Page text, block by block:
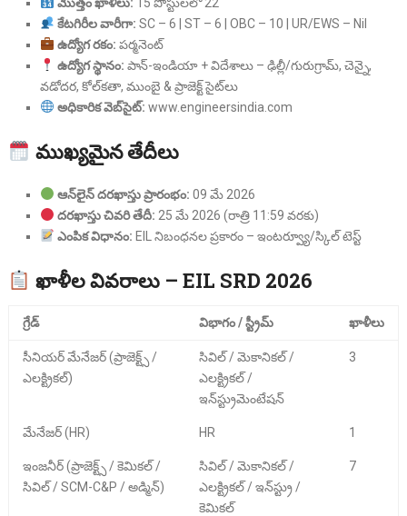
కేటగిరీల వారీగా: SC – 6 | ST – 6 | OBC – 10 | UR/EWS – Nil
ఉద్యోగ రకం: పర్మనెంట్
ఉద్యోగ స్థానం: పాన్-ఇండియా + విదేశాలు – ఢిల్లీ/గురుగ్రామ్, చెన్నై,
వడోదర, కోల్‌కతా, ముంబై & ప్రాజెక్ట్ సైట్‌లు
అధికారిక వెబ్‌సైట్: www.engineersindia.com
ముఖ్యమైన తేదీలు
ఆన్‌లైన్ దరఖాస్తు ప్రారంభం: 09 మే 2026
దరఖాస్తు చివరి తేదీ: 25 మే 2026 (రాత్రి 11:59 వరకు)
ఎంపిక విధానం: EIL నిబంధనల ప్రకారం – ఇంటర్వ్యూ/స్కిల్ టెస్ట్
ఖాళీల వివరాలు – EIL SRD 2026
గ్రేడ్ విభాగం / స్ట్రీమ్ ఖాళీలు
సీనియర్ మేనేజర్ (ప్రాజెక్ట్స్ /
ఎలక్ట్రికల్)
సివిల్ / మెకానికల్ /
ఎలక్ట్రికల్ /
ఇన్‌స్ట్రుమెంటేషన్
3
మేనేజర్ (HR) HR 1
ఇంజనీర్ (ప్రాజెక్ట్స్ / కెమికల్ /
సివిల్ / SCM-C&P / అడ్మిన్)
సివిల్ / మెకానికల్ /
ఎలక్ట్రికల్ / ఇన్‌స్ట్రు /
కెమికల్
7